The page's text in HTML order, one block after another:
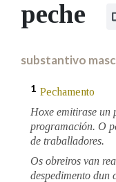
Facebook
TwitterYoutube
BUSCAR NOS
Remata por
peche
substantivo
1 Pechamento
Hoxe emitirase un
programación. O
de traballadores.
Os obreiros van
despedimento dun